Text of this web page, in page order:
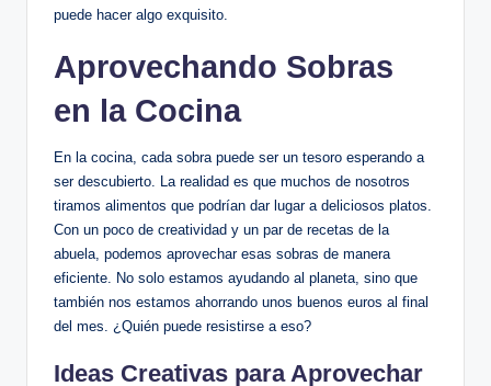
puede hacer algo exquisito.
Aprovechando Sobras
en la Cocina
En la cocina, cada sobra puede ser un tesoro esperando a
ser descubierto. La realidad es que muchos de nosotros
tiramos alimentos que podrían dar lugar a deliciosos platos.
Con un poco de creatividad y un par de recetas de la
abuela, podemos aprovechar esas sobras de manera
eficiente. No solo estamos ayudando al planeta, sino que
también nos estamos ahorrando unos buenos euros al final
del mes. ¿Quién puede resistirse a eso?
Ideas Creativas para Aprovechar